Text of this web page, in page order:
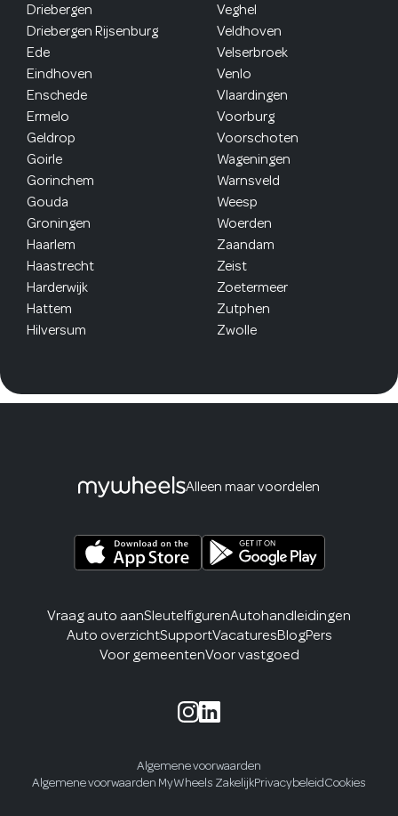
Driebergen
Driebergen Rijsenburg
Ede
Eindhoven
Enschede
Ermelo
Geldrop
Goirle
Gorinchem
Gouda
Groningen
Haarlem
Haastrecht
Harderwijk
Hattem
Hilversum
Veghel
Veldhoven
Velserbroek
Venlo
Vlaardingen
Voorburg
Voorschoten
Wageningen
Warnsveld
Weesp
Woerden
Zaandam
Zeist
Zoetermeer
Zutphen
Zwolle
Alleen maar voordelen
Vraag auto aanSleutelfigurenAutohandleidingen
Auto overzichtSupportVacaturesBlogPers
Voor gemeentenVoor vastgoed
Algemene voorwaarden
Algemene voorwaarden MyWheels ZakelijkPrivacybeleidCookies